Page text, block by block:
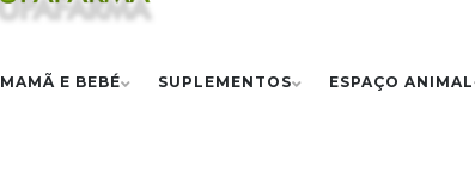
MAMÃ E BEBÉ SUPLEMENTOS ESPAÇO ANIMAL